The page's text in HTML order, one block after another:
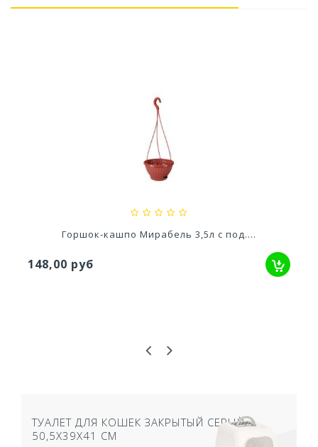
Ускоритель компоста 60гр
Горшок-кашпо Мирабель 3,5л с под....
148,00 руб
ТУАЛЕТ ДЛЯ КОШЕК ЗАКРЫТЫЙ СЕРЫЙ
50,5Х39Х41 СМ